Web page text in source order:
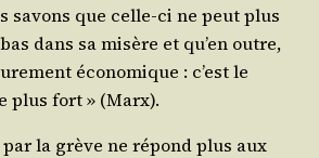
savons que celle-ci ne peut plus
dans sa misère et qu’en outre,
éco­no­mique : c’est le
plus fort » (Marx).
la grève ne répond plus aux